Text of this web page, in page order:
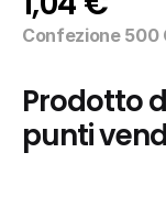
Confezione 500
Prodotto
punti